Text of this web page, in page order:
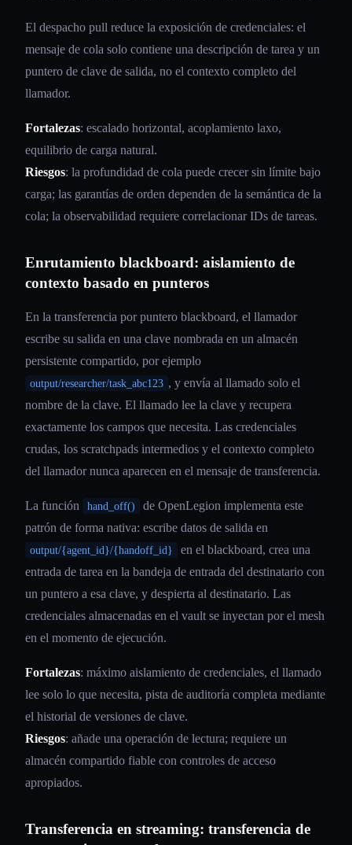
El despacho pull reduce la exposición de credenciales: el
mensaje de cola solo contiene una descripción de tarea y un
puntero de clave de salida, no el contexto completo del
llamador.
Fortalezas: escalado horizontal, acoplamiento laxo,
equilibrio de carga natural.
Riesgos: la profundidad de cola puede crecer sin límite bajo
carga; las garantías de orden dependen de la semántica de la
cola; la observabilidad requiere correlacionar IDs de tareas.
Enrutamiento blackboard: aislamiento de
contexto basado en punteros
En la transferencia por puntero blackboard, el llamador
escribe su salida en una clave nombrada en un almacén
persistente compartido, por ejemplo
output/researcher/task_abc123 , y envía al llamado solo el
nombre de la clave. El llamado lee la clave y recupera
exactamente los campos que necesita. Las credenciales
crudas, los scratchpads intermedios y el contexto completo
del llamador nunca aparecen en el mensaje de transferencia.
La función hand_off()
de OpenLegion implementa este
patrón de forma nativa: escribe datos de salida en
output/{agent_id}/{handoff_id}
en el blackboard, crea una
entrada de tarea en la bandeja de entrada del destinatario con
un puntero a esa clave, y despierta al destinatario. Las
credenciales almacenadas en el vault se inyectan por el mesh
en el momento de ejecución.
Fortalezas: máximo aislamiento de credenciales, el llamado
lee solo lo que necesita, pista de auditoría completa mediante
el historial de versiones de clave.
Riesgos: añade una operación de lectura; requiere un
almacén compartido fiable con controles de acceso
apropiados.
Transferencia en streaming: transferencia de